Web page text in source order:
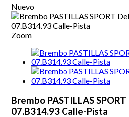
Nuevo
Zoom
Brembo PASTILLAS
07.B314.93 Calle-Pista